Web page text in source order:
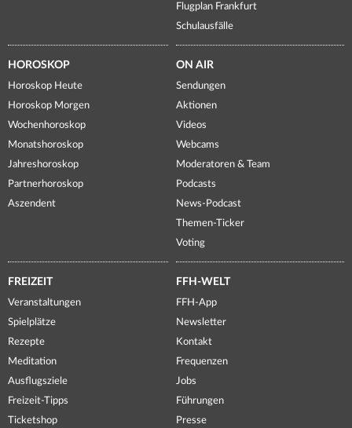
Flugplan Frankfurt
Schulausfälle
HOROSKOP
Horoskop Heute
Horoskop Morgen
Wochenhoroskop
Monatshoroskop
Jahreshoroskop
Partnerhoroskop
Aszendent
ON AIR
Sendungen
Aktionen
Videos
Webcams
Moderatoren & Team
Podcasts
News-Podcast
Themen-Ticker
Voting
FREIZEIT
Veranstaltungen
Spielplätze
Rezepte
Meditation
Ausflugsziele
Freizeit-Tipps
Ticketshop
FFH-WELT
FFH-App
Newsletter
Kontakt
Frequenzen
Jobs
Führungen
Presse